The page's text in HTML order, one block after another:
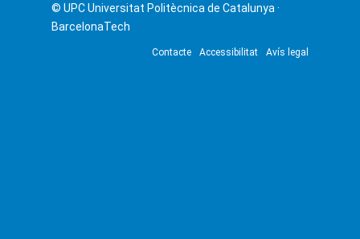
© UPCUniversitat Politècnica de Catalunya ·
BarcelonaTech
Contacte Accessibilitat Avís legal